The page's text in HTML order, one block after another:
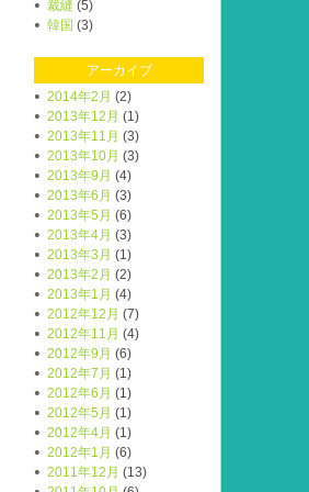
裁縫 (5)
韓国 (3)
アーカイブ
2014年2月 (2)
2013年12月 (1)
2013年11月 (3)
2013年10月 (3)
2013年9月 (4)
2013年6月 (3)
2013年5月 (6)
2013年4月 (3)
2013年3月 (1)
2013年2月 (2)
2013年1月 (4)
2012年12月 (7)
2012年11月 (4)
2012年9月 (6)
2012年7月 (1)
2012年6月 (1)
2012年5月 (1)
2012年4月 (1)
2012年1月 (6)
2011年12月 (13)